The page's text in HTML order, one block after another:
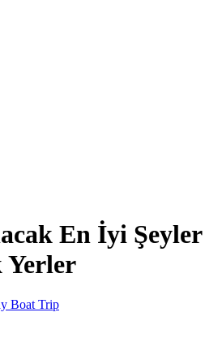
En İyi Şeyler
Yerler